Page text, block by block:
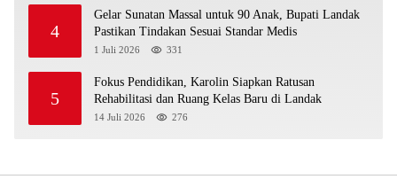
4
Gelar Sunatan Massal untuk 90 Anak, Bupati Landak
Pastikan Tindakan Sesuai Standar Medis
1 Juli 2026 331
5
Fokus Pendidikan, Karolin Siapkan Ratusan
Rehabilitasi dan Ruang Kelas Baru di Landak
14 Juli 2026 276